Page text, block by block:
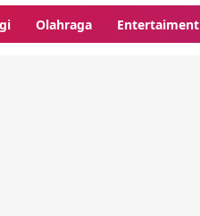
Olahraga Entertaiment